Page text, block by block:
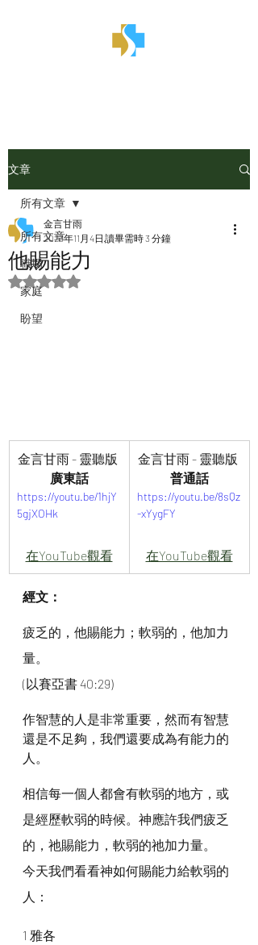
文章
所有文章
職場
家庭
盼望
所有文章
他賜能力
金言甘雨
2023年11月4日 讀畢需時 3 分鐘
評等為 NaN（最高為 5 顆星）。
金言甘雨 - 靈聽版
廣東話
https://youtu.be/1hjY
5gjXOHk
在YouTube觀看
金言甘雨 - 靈聽版
普通話
https://youtu.be/8sQz
-xYygFY
在YouTube觀看
經文：
疲乏的，他賜能力；軟弱的，他加力
量。
(以賽亞書 40:29)
作智慧的人是非常重要，然而有智慧
還是不足夠，我們還要成為有能力的
人。
相信每一個人都會有軟弱的地方，或
是經歷軟弱的時候。神應許我們疲乏
的，祂賜能力，軟弱的祂加力量。
今天我們看看神如何賜能力給軟弱的
人：
1 雅各